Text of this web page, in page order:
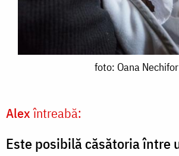
Nechifor
foto: Oana Nechifor
Alexîntreabă:
Este posibilă căsătoria între